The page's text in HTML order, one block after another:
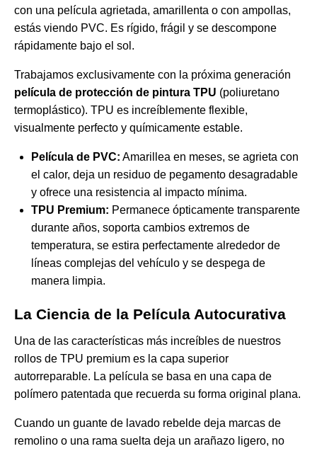
con una película agrietada, amarillenta o con ampollas,
estás viendo PVC. Es rígido, frágil y se descompone
rápidamente bajo el sol.
Trabajamos exclusivamente con la próxima generación
película de protección de pintura TPU (poliuretano
termoplástico). TPU es increíblemente flexible,
visualmente perfecto y químicamente estable.
Película de PVC: Amarillea en meses, se agrieta con
el calor, deja un residuo de pegamento desagradable
y ofrece una resistencia al impacto mínima.
TPU Premium: Permanece ópticamente transparente
durante años, soporta cambios extremos de
temperatura, se estira perfectamente alrededor de
líneas complejas del vehículo y se despega de
manera limpia.
La Ciencia de la Película Autocurativa
Una de las características más increíbles de nuestros
rollos de TPU premium es la capa superior
autorreparable. La película se basa en una capa de
polímero patentada que recuerda su forma original plana.
Cuando un guante de lavado rebelde deja marcas de
remolino o una rama suelta deja un arañazo ligero, no